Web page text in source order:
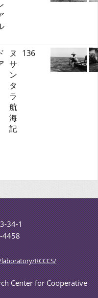
ヌ
サ
ン
タ
ラ
航
海
記
136
34-1
4458
RCCCS/
Center for Cooperative